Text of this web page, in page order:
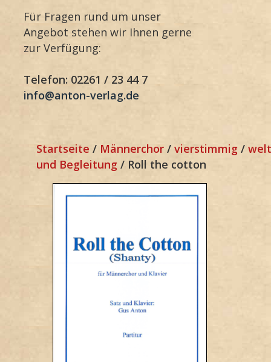
Für Fragen rund um unser
Angebot stehen wir Ihnen gerne
zur Verfügung:
Telefon: 02261 / 23 44 7
info@anton-verlag.de
Startseite / Männerchor / vierstimmig /
und Begleitung / Roll the cotton